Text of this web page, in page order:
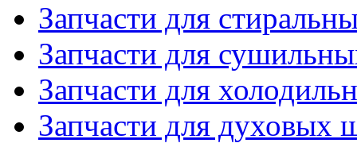
Запчасти для
Запчасти для
Запчасти для
Запчасти для духовых